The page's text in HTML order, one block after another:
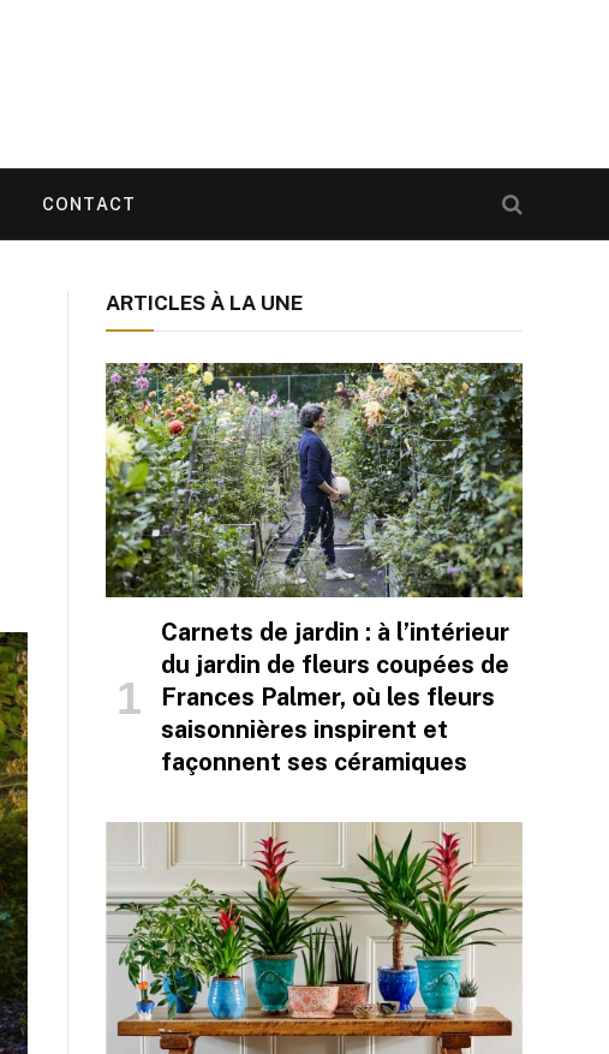
CONTACT
ARTICLES À LA UNE
Carnets de jardin : à l’intérieur
du jardin de fleurs coupées de
Frances Palmer, où les fleurs
saisonnières inspirent et
façonnent ses céramiques